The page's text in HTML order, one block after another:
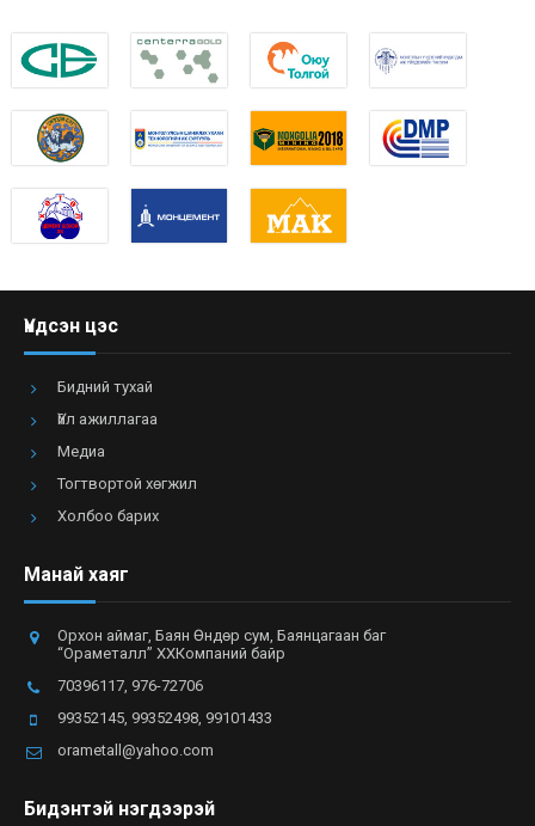
Үндсэн цэс
Бидний тухай
Үйл ажиллагаа
Медиа
Тогтвортой хөгжил
Холбоо барих
Манай хаяг
Орхон аймаг, Баян Өндөр сум, Баянцагаан баг
“Ораметалл” ХХКомпаний байр
70396117, 976-72706
99352145, 99352498, 99101433
orametall@yahoo.com
Бидэнтэй нэгдээрэй